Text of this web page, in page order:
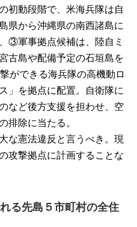
初動段階で、米海兵隊は自
県から沖縄県の南西諸島に
③軍事拠点候補は、陸自ミ
古島や配備予定の石垣島を
ができる海兵隊の高機動ロ
」を拠点に配置。自衛隊に
など後方支援を担わせ、空
排除に当たる。
な憲法違反と言うべき。現
攻撃拠点に計画することな
る先島５市町村の全住